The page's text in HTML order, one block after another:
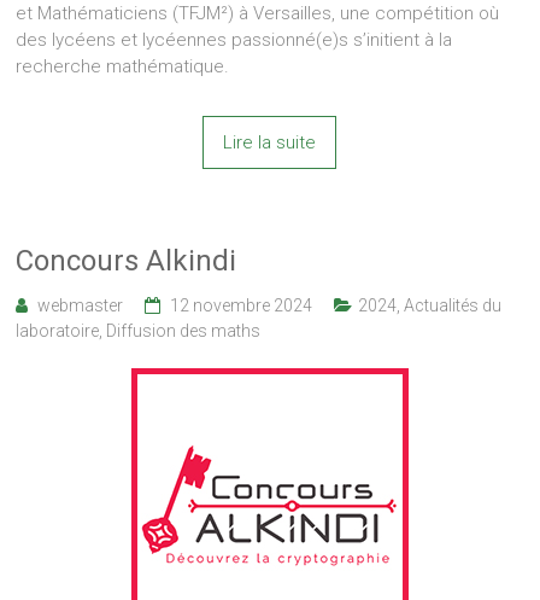
et Mathématiciens (TFJM²) à Versailles, une compétition où
des lycéens et lycéennes passionné(e)s s’initient à la
recherche mathématique.
Lire la suite
Concours Alkindi
webmaster 12 novembre 2024 2024 ,Actualités du
laboratoire Diffusion des maths